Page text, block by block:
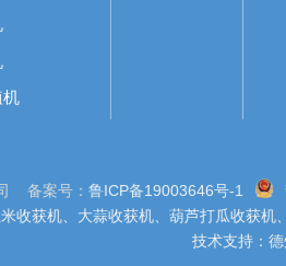
机
备案号： 鲁ICP备19003646号-1
收获机、大蒜收获机、葫芦打瓜收获
技术支持：